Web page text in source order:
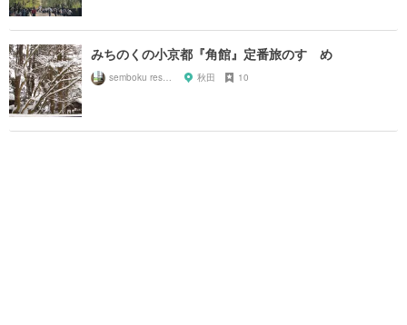
みちのくの小京都『角館』定番旅のすゝめ
semboku researcher 秋田 10